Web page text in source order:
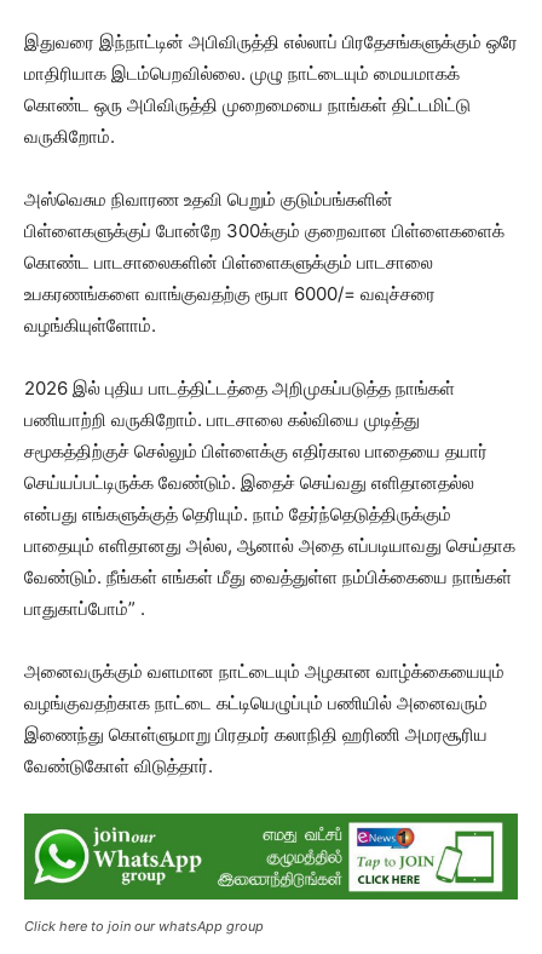
இதுவரை இந்நாட்டின் அபிவிருத்தி எல்லாப் பிரதேசங்களுக்கும் ஒரே
மாதிரியாக இடம்பெறவில்லை. முழு நாட்டையும் மையமாகக்
கொண்ட ஒரு அபிவிருத்தி முறைமையை நாங்கள் திட்டமிட்டு
வருகிறோம்.
அஸ்வெசும நிவாரண உதவி பெறும் குடும்பங்களின்
பிள்ளைகளுக்குப் போன்றே 300க்கும் குறைவான பிள்ளைகளைக்
கொண்ட பாடசாலைகளின் பிள்ளைகளுக்கும் பாடசாலை
உபகரணங்களை வாங்குவதற்கு ரூபா 6000/= வவுச்சரை
வழங்கியுள்ளோம்.
2026 இல் புதிய பாடத்திட்டத்தை அறிமுகப்படுத்த நாங்கள்
பணியாற்றி வருகிறோம். பாடசாலை கல்வியை முடித்து
சமூகத்திற்குச் செல்லும் பிள்ளைக்கு எதிர்கால பாதையை தயார்
செய்யப்பட்டிருக்க வேண்டும். இதைச் செய்வது எளிதானதல்ல
என்பது எங்களுக்குத் தெரியும். நாம் தேர்ந்தெடுத்திருக்கும்
பாதையும் எளிதானது அல்ல, ஆனால் அதை எப்படியாவது செய்தாக
வேண்டும். நீங்கள் எங்கள் மீது வைத்துள்ள நம்பிக்கையை நாங்கள்
பாதுகாப்போம்” .
அனைவருக்கும் வளமான நாட்டையும் அழகான வாழ்க்கையையும்
வழங்குவதற்காக நாட்டை கட்டியெழுப்பும் பணியில் அனைவரும்
இணைந்து கொள்ளுமாறு பிரதமர் கலாநிதி ஹரிணி அமரசூரிய
வேண்டுகோள் விடுத்தார்.
Click here to join our whatsApp group